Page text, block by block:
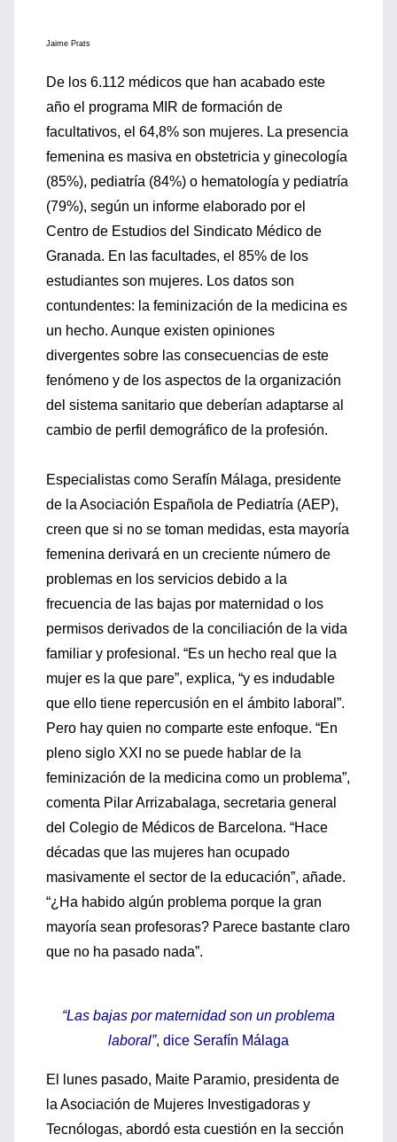
Jaime Prats
De los 6.112 médicos que han acabado este
año el programa MIR de formación de
facultativos, el 64,8% son mujeres. La presencia
femenina es masiva en obstetricia y ginecología
(85%), pediatría (84%) o hematología y pediatría
(79%), según un informe elaborado por el
Centro de Estudios del Sindicato Médico de
Granada. En las facultades, el 85% de los
estudiantes son mujeres. Los datos son
contundentes: la feminización de la medicina es
un hecho. Aunque existen opiniones
divergentes sobre las consecuencias de este
fenómeno y de los aspectos de la organización
del sistema sanitario que deberían adaptarse al
cambio de perfil demográfico de la profesión.
Especialistas como Serafín Málaga, presidente
de la Asociación Española de Pediatría (AEP),
creen que si no se toman medidas, esta mayoría
femenina derivará en un creciente número de
problemas en los servicios debido a la
frecuencia de las bajas por maternidad o los
permisos derivados de la conciliación de la vida
familiar y profesional. “Es un hecho real que la
mujer es la que pare”, explica, “y es indudable
que ello tiene repercusión en el ámbito laboral”.
Pero hay quien no comparte este enfoque. “En
pleno siglo XXI no se puede hablar de la
feminización de la medicina como un problema”,
comenta Pilar Arrizabalaga, secretaria general
del Colegio de Médicos de Barcelona. “Hace
décadas que las mujeres han ocupado
masivamente el sector de la educación”, añade.
“¿Ha habido algún problema porque la gran
mayoría sean profesoras? Parece bastante claro
que no ha pasado nada”.
“Las bajas por maternidad son un problema
laboral”, dice Serafín Málaga
El lunes pasado, Maite Paramio, presidenta de
la Asociación de Mujeres Investigadoras y
Tecnólogas, abordó esta cuestión en la sección